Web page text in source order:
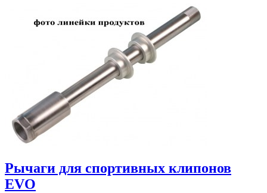
Рычаги для спортивных клипонов
EVO